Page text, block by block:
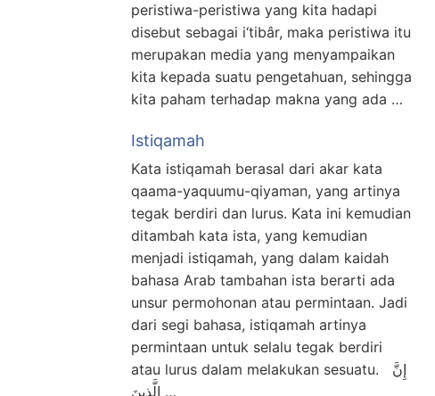
peristiwa-peristiwa yang kita hadapi
disebut sebagai i‘tibâr, maka peristiwa itu
merupakan media yang menyampaikan
kita kepada suatu pengetahuan, sehingga
kita paham terhadap makna yang ada …
Istiqamah
Kata istiqamah berasal dari akar kata
qaama-yaquumu-qiyaman, yang artinya
tegak berdiri dan lurus. Kata ini kemudian
ditambah kata ista, yang kemudian
menjadi istiqamah, yang dalam kaidah
bahasa Arab tambahan ista berarti ada
unsur permohonan atau permintaan. Jadi
dari segi bahasa, istiqamah artinya
permintaan untuk selalu tegak berdiri
atau lurus dalam melakukan sesuatu. إِنَّ
الَّذِينَ …